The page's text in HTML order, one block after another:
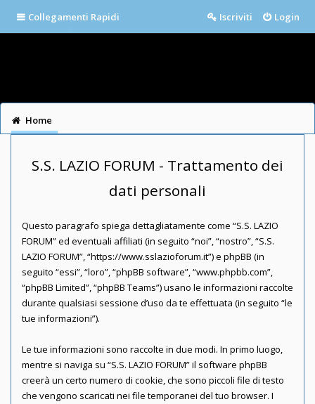
Collegamenti Rapidi Login
Iscriviti
Home
S.S. LAZIO FORUM - Trattamento dei
dati personali
Questo paragrafo spiega dettagliatamente come “S.S. LAZIO
FORUM” ed eventuali affiliati (in seguito “noi”, “nostro”, “S.S.
LAZIO FORUM”, “https://www.sslazioforum.it”) e phpBB (in
seguito “essi”, “loro”, “phpBB software”, “www.phpbb.com”,
“phpBB Limited”, “phpBB Teams”) usano le informazioni raccolte
durante qualsiasi sessione d’uso da te effettuata (in seguito “le
tue informazioni”).
Le tue informazioni sono raccolte in due modi. In primo luogo,
mentre si naviga su “S.S. LAZIO FORUM” il software phpBB
creerà un certo numero di cookie, che sono piccoli file di testo
che vengono scaricati nei file temporanei del tuo browser. I